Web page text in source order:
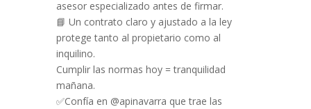
asesor especializado antes de firmar.
📘 Un contrato claro y ajustado a la ley
protege tanto al propietario como al
inquilino.
Cumplir las normas hoy = tranquilidad
mañana.
✅Confía en @apinavarra que trae las